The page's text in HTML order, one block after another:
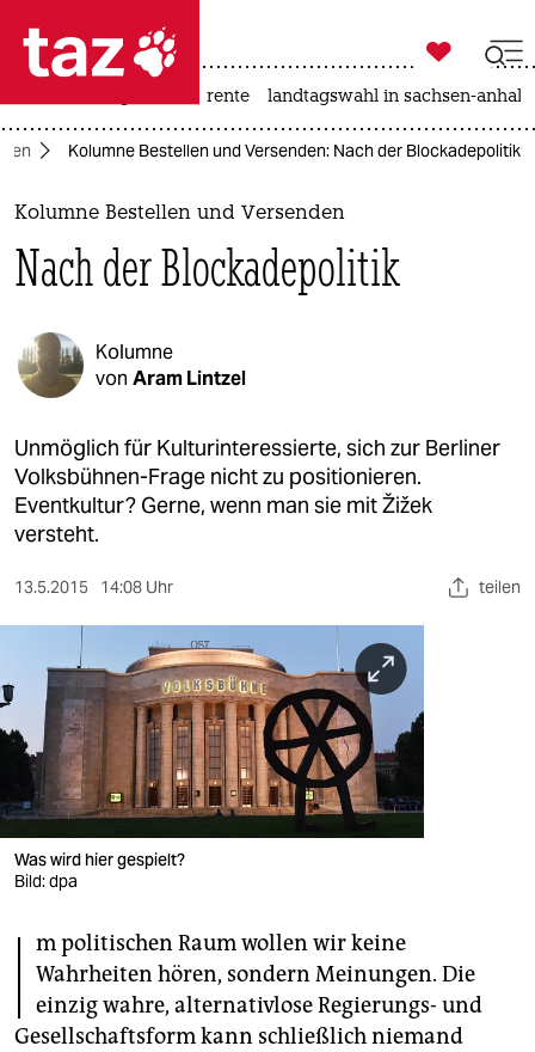
 taz zahl ich
taz zahl ich
themen
politik
öko
gesellschaft
kultur
sport
berlin
nord
wahrheit
verlag
verlag
veranstaltungen
shop
fragen & hilfe
unterstützen
abo
genossenschaft

taz zahl ich
rente landtagswahl in sachsen-anhalt
Kolumne Bestellen und Versenden: Nach der Blockadepolitik
Kolumne Bestellen und Versenden
Nach der Blockadepolitik
Kolumne
von Aram Lintzel
Unmöglich für Kulturinteressierte, sich zur Berliner
Volksbühnen-Frage nicht zu positionieren.
Eventkultur? Gerne, wenn man sie mit Žižek
versteht.
13.5.2015 14:08 Uhr teilen
Was wird hier gespielt?
Bild: dpa
I m politischen Raum wollen wir keine
Wahrheiten hören, sondern Meinungen. Die
einzig wahre, alternativlose Regierungs- und
Gesellschaftsform kann schließlich niemand